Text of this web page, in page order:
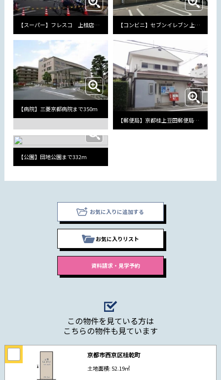
【スーパー】フレスコ 上桂店まで544m 【コンビニ】セブンイレブン 上桂前田町店まで194m
【病院】三菱京都病院まで350m
【郵便局】京都桂上豆田郵便局まで542m
【公園】団地公園まで332m
お気に入りに追加する
お気に入りリスト
この物件を見ている方は
こちらの物件も見ています
京都市西京区桂乾町
土地面積: 52.19㎡